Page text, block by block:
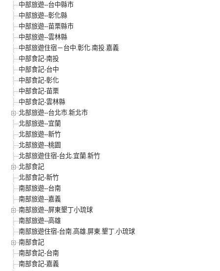
中部旅遊--台中縣市
中部旅遊--彰化縣
中部旅遊--苗栗縣市
中部旅遊--雲林縣
中部旅遊住宿－台中.彰化.南投.嘉義
中部食記-南投
中部食記-台中
中部食記-彰化
中部食記-苗栗
中部食記-雲林縣
北部旅遊--台北市.新北市
北部旅遊--宜蘭
北部旅遊--新竹
北部旅遊--桃園
北部旅遊住宿-台北.宜蘭.新竹
北部食記
北部食記-新竹
南部旅遊--台南
南部旅遊--嘉義
南部旅遊--屏東墾丁小琉球
南部旅遊--高雄
南部旅遊住宿-台南.高雄.屏東.墾丁.小琉球
南部食記
南部食記-台南
南部食記-嘉義